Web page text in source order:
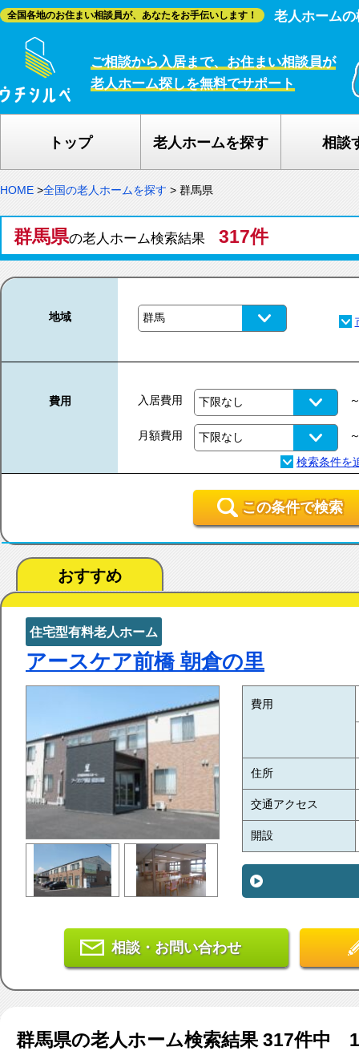
全国各地のお住まい相談員が、あなたをお手伝いします！ 老人ホーム
ご相談から入居まで、お住まい相談員が
老人ホーム探しを無料でサポート
トップ 老人ホームを探す 相談
HOME >全国の老人ホームを探す > 群馬県
群馬県の老人ホーム検索結果 317件
地域
費用 入居費用
月額費用
この条件で検索
おすすめ
住宅型有料老人ホーム
アースケア前橋 朝倉の里
費用
住所
交通アクセス
開設
相談・お問い合わせ
群馬県の老人ホーム検索結果 317件中 1